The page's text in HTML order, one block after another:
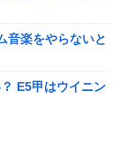
音楽をやらないと
E5甲はウイニン